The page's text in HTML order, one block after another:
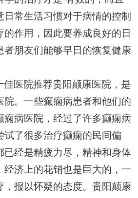
日常生活习惯对于病情的控制
作用，因此要养成良好的日
者朋友们能够早日的恢复健康
佳医院推荐贵阳颠康医院，是
院。一些癫痫病患者和他们的
痫病医院，经过了许多癫痫病
试了很多治疗癫痫的民间偏
已经是精疲力尽，精神和身体
经济上的花销也是巨大的，一
，报以怀疑的态度。贵阳颠康